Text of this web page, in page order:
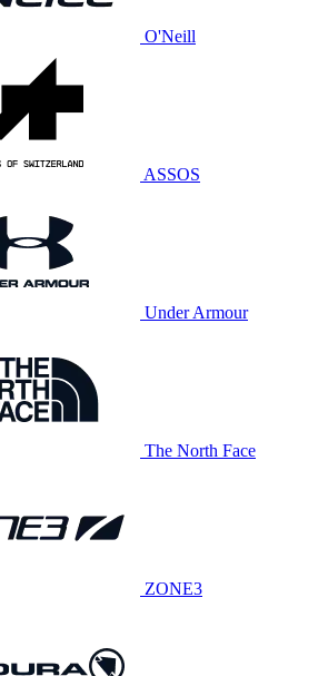
O'Neill
ASSOS
Under Armour
The North Face
ZONE3